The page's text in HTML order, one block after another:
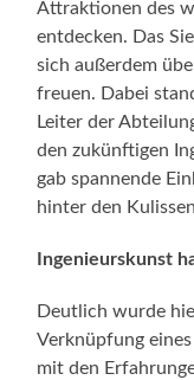
Attraktionen des
entdecken. Das
sich außerdem
freuen. Dabei
Leiter der
den zukünftigen
gab spannende
hinter den
Ingenieurskunst
Deutlich wurde
Verknüpfung
mit den